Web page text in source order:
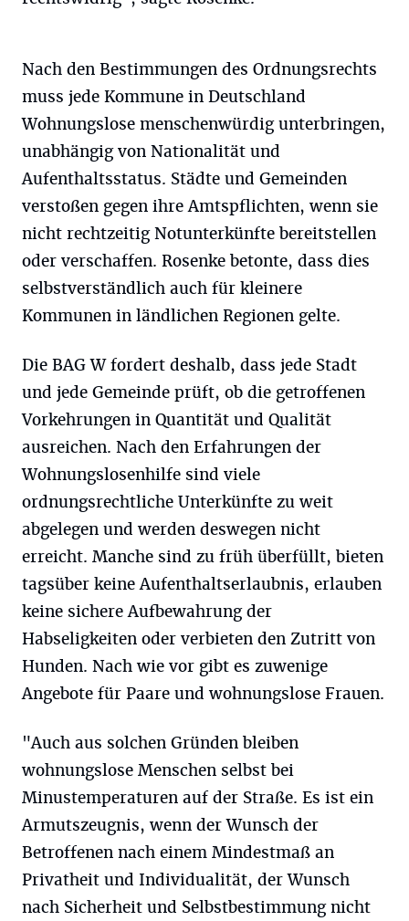
Nach den Bestimmungen des Ordnungsrechts
muss jede Kommune in Deutschland
Wohnungslose menschenwürdig unterbringen,
unabhängig von Nationalität und
Aufenthaltsstatus. Städte und Gemeinden
verstoßen gegen ihre Amtspflichten, wenn sie
nicht rechtzeitig Notunterkünfte bereitstellen
oder verschaffen. Rosenke betonte, dass dies
selbstverständlich auch für kleinere
Kommunen in ländlichen Regionen gelte.
Die BAG W fordert deshalb, dass jede Stadt
und jede Gemeinde prüft, ob die getroffenen
Vorkehrungen in Quantität und Qualität
ausreichen. Nach den Erfahrungen der
Wohnungslosenhilfe sind viele
ordnungsrechtliche Unterkünfte zu weit
abgelegen und werden deswegen nicht
erreicht. Manche sind zu früh überfüllt, bieten
tagsüber keine Aufenthaltserlaubnis, erlauben
keine sichere Aufbewahrung der
Habseligkeiten oder verbieten den Zutritt von
Hunden. Nach wie vor gibt es zuwenige
Angebote für Paare und wohnungslose Frauen.
"Auch aus solchen Gründen bleiben
wohnungslose Menschen selbst bei
Minustemperaturen auf der Straße. Es ist ein
Armutszeugnis, wenn der Wunsch der
Betroffenen nach einem Mindestmaß an
Privatheit und Individualität, der Wunsch
nach Sicherheit und Selbstbestimmung nicht